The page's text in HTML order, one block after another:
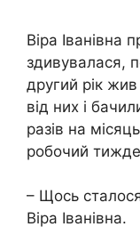
Віра Іванівна
здивувалася,
другий рік
від них і
разів на
робочий
– Щось
Віра Іванівна.